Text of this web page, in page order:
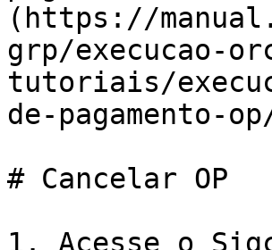
(https://
grp/execucao-
tutoriais/
de-pagamento-
# Cancelar OP
1. Acesse o